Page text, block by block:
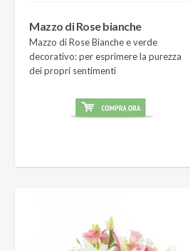
Mazzo di Rose bianche
Mazzo di Rose Bianche e verde
decorativo: per esprimere la purezza
dei propri sentimenti